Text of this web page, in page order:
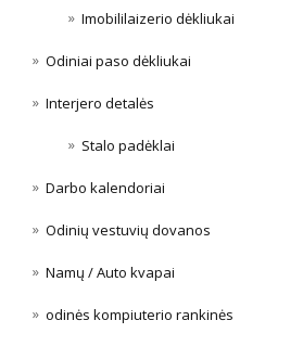
Imobililaizerio dėkliukai
Odiniai paso dėkliukai
Interjero detalės
Stalo padėklai
Darbo kalendoriai
Odinių vestuvių dovanos
Namų / Auto kvapai
odinės kompiuterio rankinės